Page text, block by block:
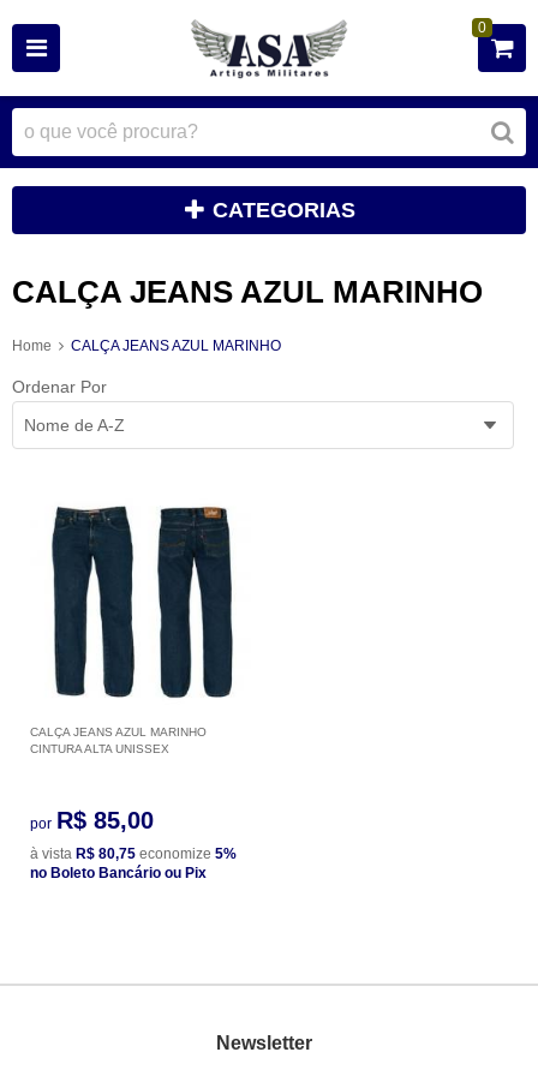
0
CATEGORIAS
CALÇA JEANS AZUL MARINHO
Home CALÇA JEANS AZUL MARINHO
Ordenar Por
Nome de A-Z
CALÇA JEANS AZUL MARINHO
CINTURA ALTA UNISSEX
por R$ 85,00
à vista R$ 80,75 economize 5%
no Boleto Bancário ou Pix
Newsletter